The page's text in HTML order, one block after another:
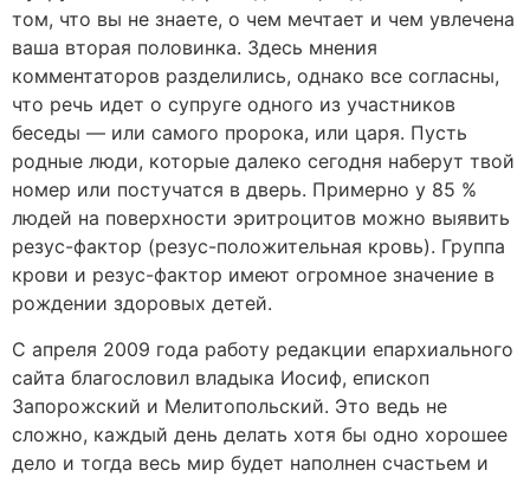
том, что вы не знаете, о чем мечтает и чем увлечена
ваша вторая половинка. Здесь мнения
комментаторов разделились, однако все согласны,
что речь идет о супруге одного из участников
беседы — или самого пророка, или царя. Пусть
родные люди, которые далеко сегодня наберут твой
номер или постучатся в дверь. Примерно у 85 %
людей на поверхности эритроцитов можно выявить
резус-фактор (резус-положительная кровь). Группа
крови и резус-фактор имеют огромное значение в
рождении здоровых детей.
С апреля 2009 года работу редакции епархиального
сайта благословил владыка Иосиф, епископ
Запорожский и Мелитопольский. Это ведь не
сложно, каждый день делать хотя бы одно хорошее
дело и тогда весь мир будет наполнен счастьем и